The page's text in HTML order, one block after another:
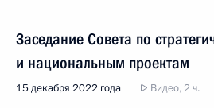
Заседание Совета по
и национальным проектам
15 декабря 2022 года Видео, 2 ч.